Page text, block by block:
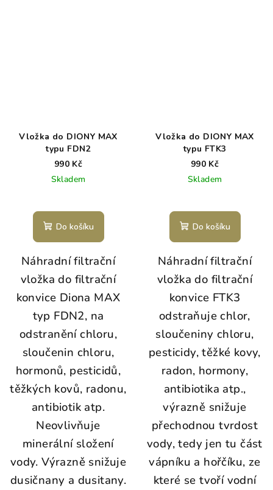
Vložka do DIONY MAX
typu FDN2
990 Kč
Skladem
Do košíku
Náhradní filtrační
vložka do filtrační
konvice Diona MAX
typ FDN2, na
odstranění chloru,
sloučenin chloru,
hormonů, pesticidů,
těžkých kovů, radonu,
antibiotik atp.
Neovlivňuje
minerální složení
vody. Výrazně snižuje
dusičnany a dusitany.
Vložka do DIONY MAX
typu FTK3
990 Kč
Skladem
Do košíku
Náhradní filtrační
vložka do filtrační
konvice FTK3
odstraňuje chlor,
sloučeniny chloru,
pesticidy, těžké kovy,
radon, hormony,
antibiotika atp.,
výrazně snižuje
přechodnou tvrdost
vody, tedy jen tu část
vápníku a hořčíku, ze
které se tvoří vodní